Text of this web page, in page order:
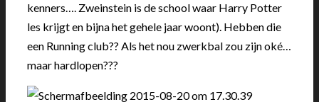
kenners…. Zweinstein is de school waar Harry Potter
les krijgt en bijna het gehele jaar woont). Hebben die
een Running club?? Als het nou zwerkbal zou zijn oké…
maar hardlopen???